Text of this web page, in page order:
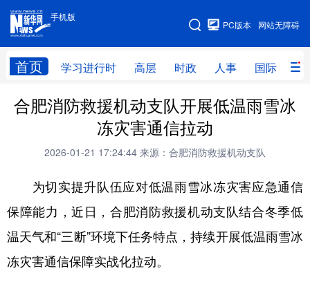
手机版
网站无障碍
PC版本
首页 学习进行时 高层 时政 人事 国际 财
手机版
网站地图
学习进行时 高层 时政 人事
财经 网评
全球连线 教育
科技 科创 量子 体育
文化 书画 健康 军事
合肥消防救援机动支队开展低温雨雪冰
冻灾害通信拉动
2026-01-21 17:24:44 来源：合肥消防救援机动支队
为切实提升队伍应对低温雨雪冰冻灾害应急通信
保障能力，近日，合肥消防救援机动支队结合冬季低
温天气和“三断”环境下任务特点，持续开展低温雨雪冰
冻灾害通信保障实战化拉动。